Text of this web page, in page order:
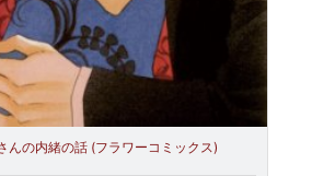
んの内緒の話 (フラワーコミックス)